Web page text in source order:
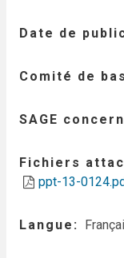
Date de
Comité de
SAGE
Fichiers
ppt-13-
Langue